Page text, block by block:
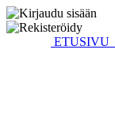
ETUSIVU